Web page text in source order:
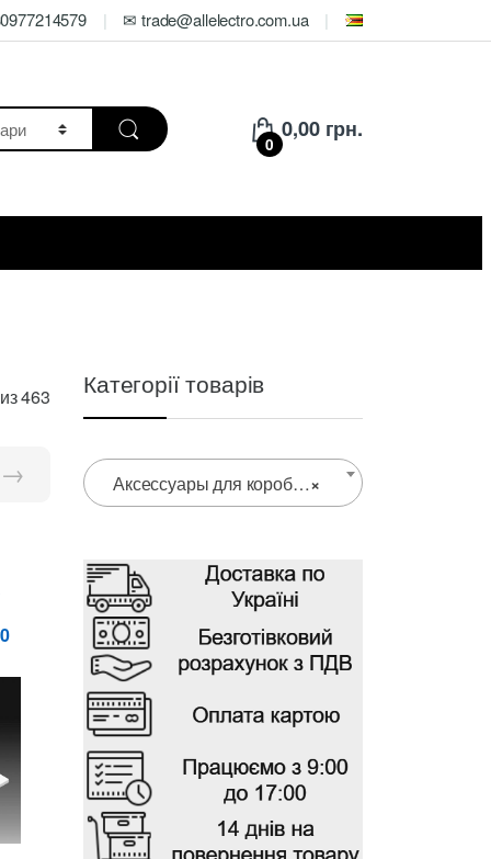
✉ trade@allelectro.com.ua
0
0,00 грн.
463 Цены:
→
Категорії товарів
×
Аксессуары для коробов